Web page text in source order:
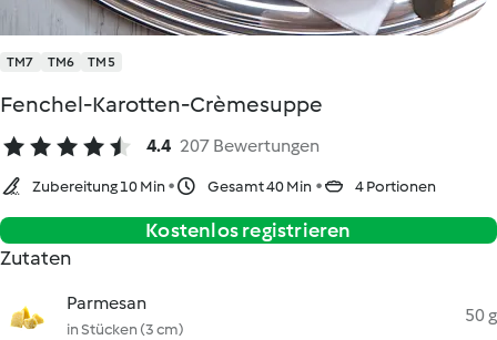
TM7 TM6 TM5
Fenchel-Karotten-Crèmesuppe
4.4 207 Bewertungen
Zubereitung 10 Min Gesamt 40 Min 4 Portionen
Kostenlos registrieren
Zutaten
Parmesan
in Stücken (3 cm)
50 g